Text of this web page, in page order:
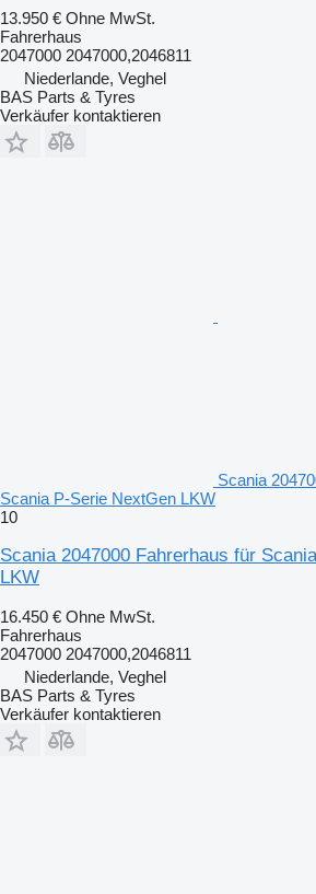
13.950 € Ohne MwSt.
Fahrerhaus
2047000 2047000,2046811
Niederlande, Veghel
BAS Parts & Tyres
Verkäufer kontaktieren
Scania
Scania P-Serie NextGen LKW
10
Scania 2047000 Fahrerhaus für
LKW
16.450 € Ohne MwSt.
Fahrerhaus
2047000 2047000,2046811
Niederlande, Veghel
BAS Parts & Tyres
Verkäufer kontaktieren